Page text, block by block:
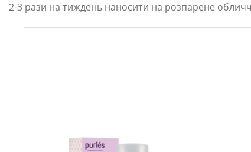
2-3 рази на тиждень наносити на розпарене